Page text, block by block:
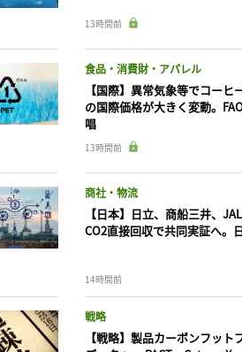
13時間前
食品・消費財・アパレル
【国際】異常気象等でコーヒ
の国際価格が大きく変動。
唱
13時間前
商社・物流
【日本】日立、商船三井、
CO2直接回収で共同実証へ。
14時間前
戦略
【戦略】製品カーボンフット